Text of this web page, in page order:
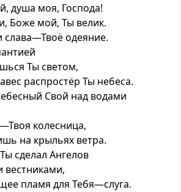
душа моя, Господа!
Боже мой, Ты велик.
слава—Твоё одеяние.
Ты светом,
распростёр Ты небеса.
Свой над водами
колесница,
на крыльях ветра.
сделал Ангелов
вестниками,
пламя для Тебя—слуга.